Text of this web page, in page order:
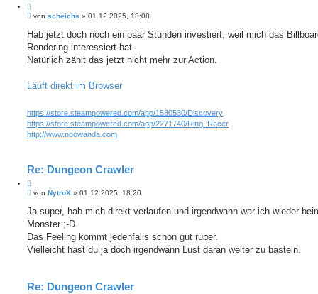
i
e
r
e
B
i
r
a
von scheichs » 01.12.2025, 18:08
Hab jetzt doch noch ein paar Stunden investiert, weil mich das
Rendering interessiert hat.
Natürlich zählt das jetzt nicht mehr zur Action.
Läuft direkt im Browser
https://store.steampowered.com/app/1530530/Discovery
https://store.steampowered.com/app/2271740/Ring_Racer
http://www.noowanda.com
Re: Dungeon Crawler
i
e
r
e
n
B
i
r
a
von NytroX » 01.12.2025, 18:20
Ja super, hab mich direkt verlaufen und irgendwann war ich wieder
Monster ;-D
Das Feeling kommt jedenfalls schon gut rüber.
Vielleicht hast du ja doch irgendwann Lust daran weiter zu basteln.
Re: Dungeon Crawler